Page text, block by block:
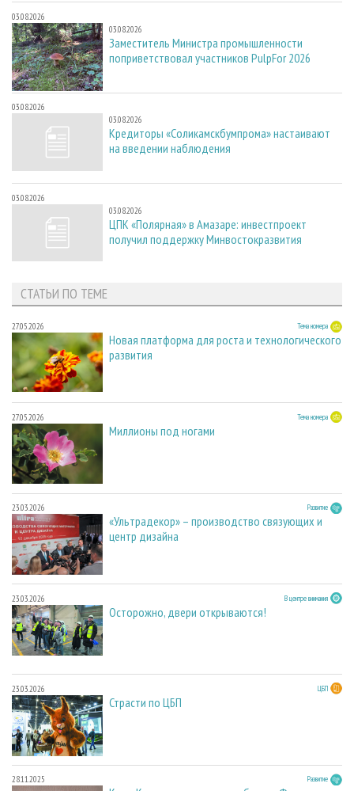
03.08.2026
03.08.2026
Заместитель Министра промышленности
поприветствовал участников PulpFor 2026
03.08.2026
03.08.2026
Кредиторы «Соликамскбумпрома» настаивают
на введении наблюдения
03.08.2026
03.08.2026
ЦПК «Полярная» в Амазаре: инвестпроект
получил поддержку Минвостокразвития
СТАТЬИ ПО ТЕМЕ
27.05.2026 Тема номера
Новая платформа для роста и технологического
развития
27.05.2026 Тема номера
Миллионы под ногами
23.03.2026 Развитие
«Ультрадекор» – производство связующих и
центр дизайна
23.03.2026 В центре внимания
Осторожно, двери открываются!
23.03.2026 ЦБП
Страсти по ЦБП
28.11.2025 Развитие